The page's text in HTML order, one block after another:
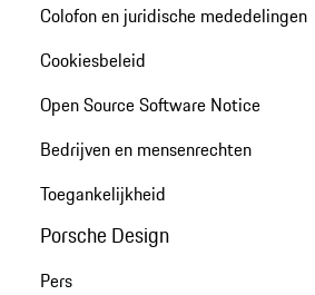
Colofon en juridische mededelingen
Cookiesbeleid
Open Source Software Notice
Bedrijven en mensenrechten
Toegankelijkheid
Porsche Design
Pers